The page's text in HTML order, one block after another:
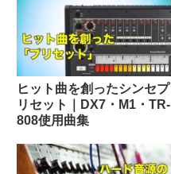
ヒット曲を創ったシンセプ
リセット｜DX7・M1・TR-
808使用曲集